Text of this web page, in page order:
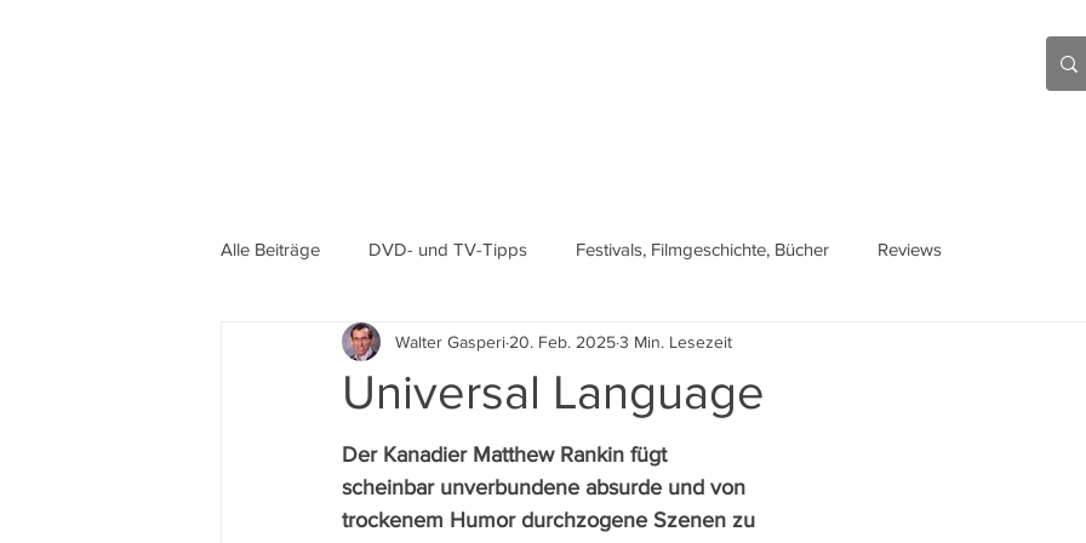
Alle Beiträge DVD- und TV-Tipps Festivals, Filmgeschichte, Bücher Reviews
Universal Language
Walter Gasperi 20. Feb. 20253 Min. Lesezeit
Der Kanadier Matthew Rankin fügt
scheinbar unverbundene absurde und von
trockenem Humor durchzogene Szenen zu